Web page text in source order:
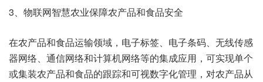
3、物联网智慧农业保障农产品和食品安全
在农产品和食品运输领域，电子标签、电子条码、无线传感
器网络、通信网络和计算机网络等的集成应用，可实现单个
或集装农产品和食品的跟踪和可视数字化管理，对农产品从